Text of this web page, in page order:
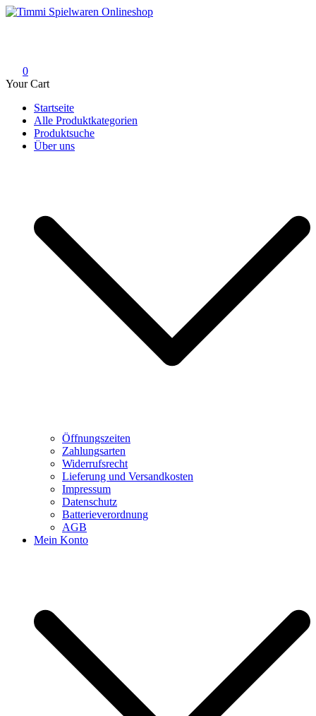
Skip
0
Your Cart
Startseite
Alle Produktkategorien
Produktsuche
Über uns
Öffnungszeiten
Zahlungsarten
Widerrufsrecht
Lieferung und Versandkosten
Impressum
Datenschutz
Batterieverordnung
AGB
Mein Konto